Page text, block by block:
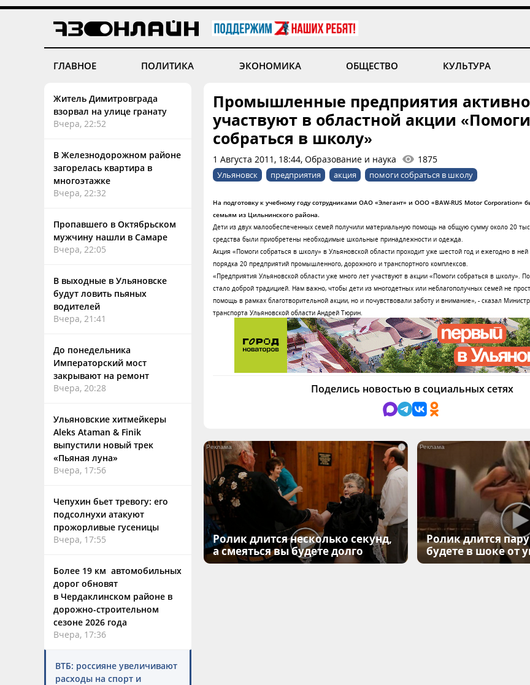
ГЛАВНОЕ ПОЛИТИКА ЭКОНОМИКА ОБЩЕСТВО КУЛЬТУРА
Житель Димитровграда
взорвал на улице гранату
Вчера, 22:52
В Железнодорожном районе
загорелась квартира в
многоэтажке
Вчера, 22:32
Пропавшего в Октябрьском
мужчину нашли в Самаре
Вчера, 22:05
В выходные в Ульяновске
будут ловить пьяных
водителей
Вчера, 21:41
До понедельника
Императорский мост
закрывают на ремонт
Вчера, 20:28
Ульяновские хитмейкеры
Aleks Ataman & Finik
выпустили новый трек
«Пьяная луна»
Вчера, 17:56
Чепухин бьет тревогу: его
подсолнухи атакуют
прожорливые гусеницы
Вчера, 17:55
Более 19 км автомобильных
дорог обновят
в Чердаклинском районе в
дорожно-строительном
сезоне 2026 года
Вчера, 17:36
ВТБ: россияне увеличивают
расходы на спорт и
Промышленные предприятия активно
участвуют в областной акции «Помоги
собраться в школу»
1 Августа 2011, 18:44, Образование и наука 1875
Ульяновск предприятия акция помоги собраться в школу
На подготовку к учебному году сотрудниками ОАО «Элегант» и ООО «BAW-RUS Motor Corporation»
семьям из Цильнинского района.
Дети из двух малообеспеченных семей получили материальную помощь на общую сумму около 20
средства были приобретены необходимые школьные принадлежности и одежда.
Акция «Помоги собраться в школу» в Ульяновской области проходит уже шестой год и ежегодно в
порядка 20 предприятий промышленного, дорожного и транспортного комплексов.
«Предприятия Ульяновской области уже много лет участвуют в акции «Помоги собраться в школу».
стало доброй традицией. Нам важно, чтобы дети из многодетных или неблагополучных семей не
помощь в рамках благотворительной акции, но и почувствовали заботу и внимание», - сказал
транспорта Ульяновской области Андрей Тюрин.
Поделись новостью в социальных сетях
i
Ролик длится несколько секунд,
а смеяться вы будете долго
Ролик длится
будете в шоке от